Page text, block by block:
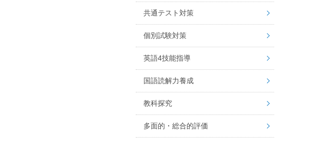
共通テスト対策
個別試験対策
英語4技能指導
国語読解力養成
教科探究
多面的・総合的評価